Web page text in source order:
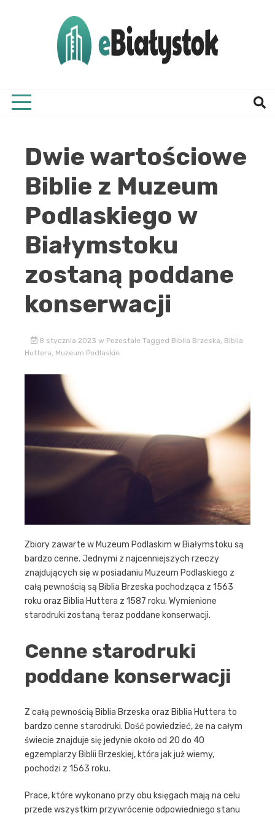
Dwie wartościowe
Biblie z Muzeum
Podlaskiego w
Białymstoku
zostaną poddane
konserwacji
8 stycznia 2023 w Pozostałe Tagged Biblia Brzeska, Biblia
Huttera, Muzeum Podlaskie
Zbiory zawarte w Muzeum Podlaskim w Białymstoku są
bardzo cenne. Jednymi z najcenniejszych rzeczy
znajdujących się w posiadaniu Muzeum Podlaskiego z
całą pewnością są Biblia Brzeska pochodząca z 1563
roku oraz Biblia Huttera z 1587 roku. Wymienione
starodruki zostaną teraz poddane konserwacji.
Cenne starodruki
poddane konserwacji
Z całą pewnością Biblia Brzeska oraz Biblia Huttera to
bardzo cenne starodruki. Dość powiedzieć, że na całym
świecie znajduje się jedynie około od 20 do 40
egzemplarzy Biblii Brzeskiej, która jak już wiemy,
pochodzi z 1563 roku.
Prace, które wykonano przy obu księgach mają na celu
przede wszystkim przywrócenie odpowiedniego stanu